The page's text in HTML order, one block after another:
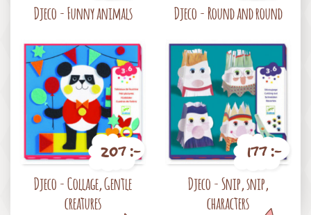
Djeco - Funny animals Djeco - Round and round
207 :-
Djeco - Collage, Gentle
creatures
177 :-
Djeco - Snip, snip,
characters